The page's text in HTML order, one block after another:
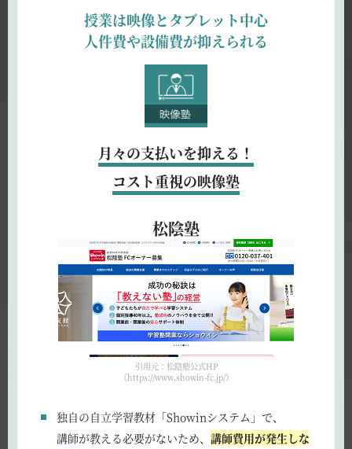
授業は映像とタブレット中心
人件費や設備費が抑えられる
月々の支払いを抑える！
コスト重視の映像塾
松陰塾
引用元：松陰塾公式HP
（https://www.showin-fc.jp/）
独自の自立学習教材「Showinシステム」で、
講師が教える必要がないため、 講師費用が発生しな